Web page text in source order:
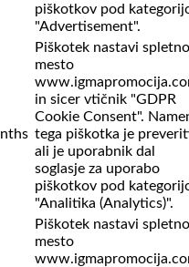
piškotkov pod
"Advertisement".
Piškotek nastavi spletno
mesto
in sicer vtičnik "GDPR
Cookie Consent".
tega piškotka je
ali je uporabnik dal
soglasje za uporabo
piškotkov pod
"Analitika (Analytics)".
Piškotek nastavi spletno
mesto